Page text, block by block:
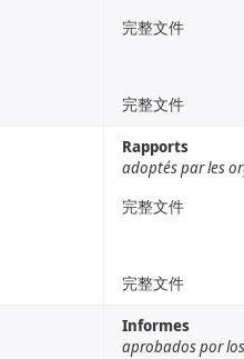
完整文件
完整文件
Rapports
adoptés par les
完整文件
完整文件
Informes
aprobados por